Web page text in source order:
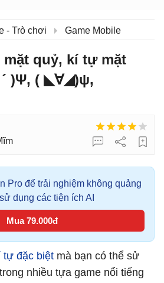
- Trò chơi Game Mobile
quỷ, kí tự mặt
)Ψ, ( ◣∀◢)ψ,
Pro để trải nghiệm không quảng
dụng các tiện ích AI
Mua 79.000đ
tự đặc biệt mà bạn có thể sử
nhiều tựa game nổi tiếng